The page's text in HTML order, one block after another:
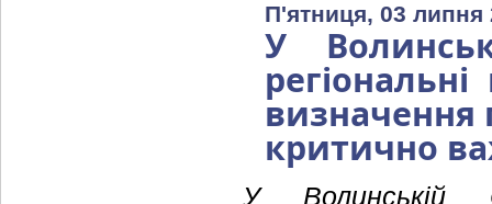
П'ятниця, 03 липня
У
визначення
критично
У Волинській